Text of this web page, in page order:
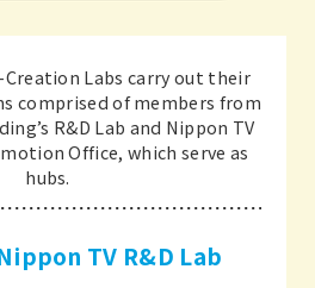
Creation Labs carry out their
comprised of members from
R&D Lab and Nippon TV
Office, which serve as
hubs.
TV R&D Lab